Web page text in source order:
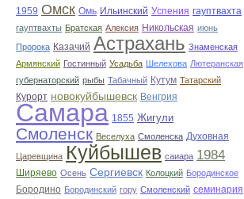
1959 Омск Омь Ильинский Успения гауптвахта
гауптвахты Братская Алексия Никольская июнь
Пророка Казачий Астрахань Знаменская
Армянский Гостинный Усадьба Шелехова Лютеранская
губернаторский рыбы Табачный Кутум Татарский
Курорт новокуйбышевск Венгрия
Самара 1855 Жигули
Смоленск Веселуха Смоленска Духовная
Царевщина Куйбышев саиара 1984
Ширяево Осень Сергиевск Колоцкий Бородинское
Бородино Бородинский гору Смоленский семинария